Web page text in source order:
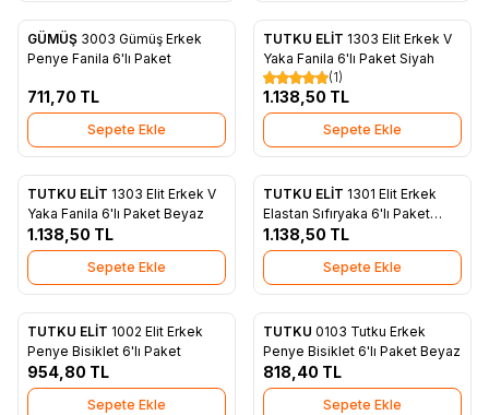
Favorilere Ekle
GÜMÜŞ 3003 Gümüş Erkek
Penye Fanila 6'lı Paket
711,70 TL
Sepete Ekle
Favorilere Ekle
TUTKU ELİT 1303 Elit Erkek V
Yaka Fanila 6'lı Paket Siyah
(1)
1.138,50 TL
Sepete Ekle
Favorilere Ekle
TUTKU ELİT 1303 Elit Erkek V
Yaka Fanila 6'lı Paket Beyaz
1.138,50 TL
Sepete Ekle
Favorilere Ekle
TUTKU ELİT 1301 Elit Erkek
Elastan Sıfıryaka 6'lı Paket
Siyah
1.138,50 TL
Sepete Ekle
Favorilere Ekle
TUTKU ELİT 1002 Elit Erkek
Penye Bisiklet 6'lı Paket
954,80 TL
Sepete Ekle
Favorilere Ekle
TUTKU 0103 Tutku Erkek
Penye Bisiklet 6'lı Paket Beyaz
818,40 TL
Sepete Ekle